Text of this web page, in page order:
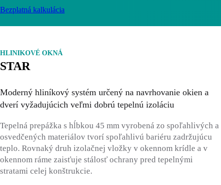
Bezplatná kalkulácia
HLINIKOVÉ OKNÁ
STAR
Moderný hliníkový systém určený na navrhovanie okien a
dverí vyžadujúcich veľmi dobrú tepelnú izoláciu
Tepelná prepážka s hĺbkou 45 mm vyrobená zo spoľahlivých a
osvedčených materiálov tvorí spoľahlivú bariéru zadržujúcu
teplo. Rovnaký druh izolačnej vložky v okennom krídle a v
okennom ráme zaisťuje stálosť ochrany pred tepelnými
stratami celej konštrukcie.